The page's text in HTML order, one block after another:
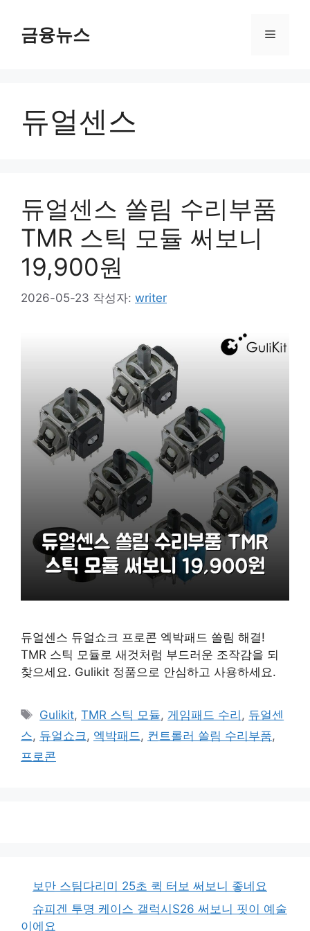
금융뉴스 메
듀얼센스
듀얼센스 쏠림 수리부품
TMR 스틱 모듈 써보니
19,900원
2026-05-23 작성자: writer
듀얼센스 듀얼쇼크 프로콘 엑박패드 쏠림 해결!
TMR 스틱 모듈로 새것처럼 부드러운 조작감을 되
찾으세요. Gulikit 정품으로 안심하고 사용하세요.
태
그
Gulikit,TMR 스틱 모듈, 게임패드 수리 , 듀얼센
스, 듀얼쇼크 , 엑박패드 , 컨트롤러 쏠림 수리부품,
프로콘
보만 스팀다리미 25초 퀵 터보 써보니 좋네요
슈피겐 투명 케이스 갤럭시S26 써보니 핏이 예술
이에요